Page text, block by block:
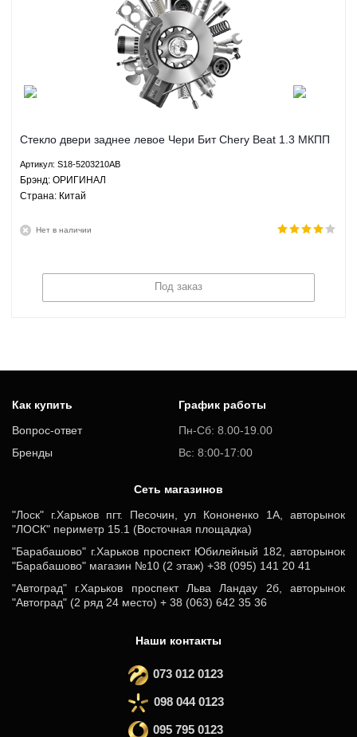
Стекло двери заднее левое Чери Бит Chery Beat 1.3 МКПП
Артикул: S18-5203210AB
Брэнд: ОРИГИНАЛ
Страна: Китай
Нет в наличии
Под заказ
Как купить
Вопрос-ответ
Бренды
График работы
Пн-Сб: 8.00-19.00
Вс: 8:00-17:00
Cеть магазинов
"Лоск" г.Харьков пгт. Песочин, ул Кононенко 1А, авторынок
"ЛОСК" периметр 15.1 (Восточная площадка)
"Барабашово" г.Харьков проспект Юбилейный 182, авторынок
"Барабашово" магазин №10 (2 этаж) +38 (095) 141 20 41
"Автоград" г.Харьков проспект Льва Ландау 2б, авторынок
"Автоград" (2 ряд 24 место) + 38 (063) 642 35 36
Наши контакты
073 012 0123
098 044 0123
095 795 0123